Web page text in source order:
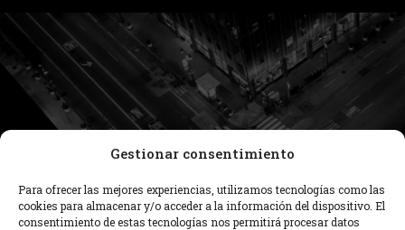
Gestionar consentimiento
Para ofrecer las mejores experiencias, utilizamos tecnologías como las
cookies para almacenar y/o acceder a la información del dispositivo. El
consentimiento de estas tecnologías nos permitirá procesar datos